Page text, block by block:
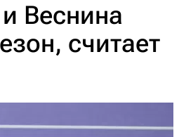
Веснина
считает